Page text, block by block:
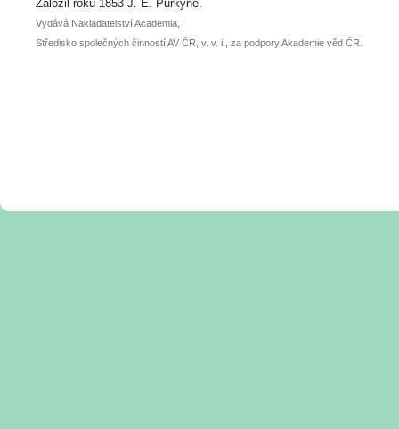
Založil roku 1853 J. E. Purkyně.
Vydává Nakladatelství Academia,
Středisko společných činností AV ČR, v. v. i., za podpory Akademie věd ČR.